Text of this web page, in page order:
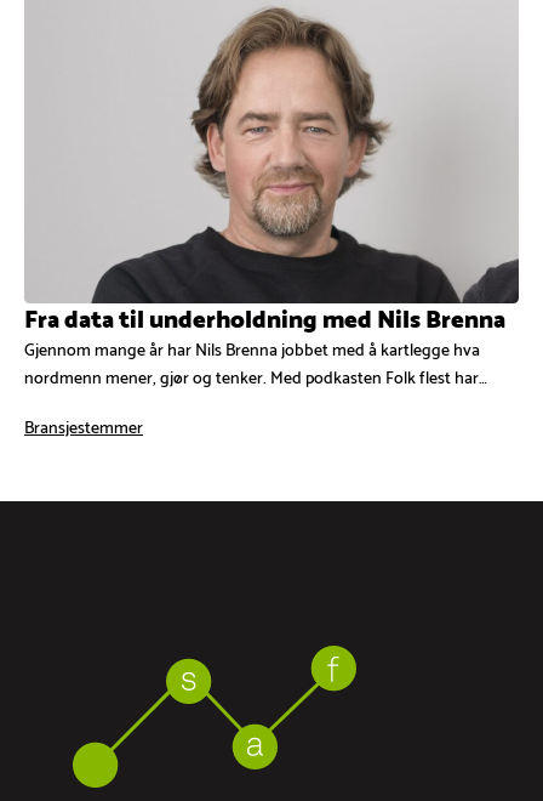
Fra data til underholdning med Nils Brenna
Gjennom mange år har Nils Brenna jobbet med å kartlegge hva
nordmenn mener, gjør og tenker. Med podkasten Folk flest har…
Bransjestemmer